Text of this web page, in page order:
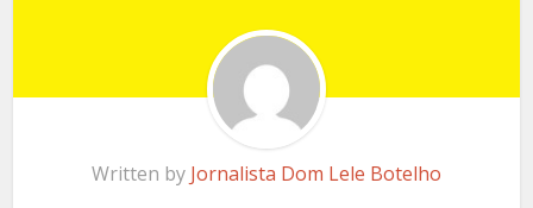
Written by Jornalista Dom Lele Botelho